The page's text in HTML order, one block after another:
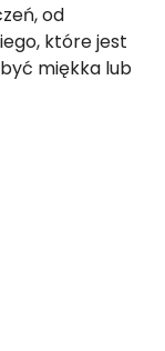
od
które jest
miękka lub